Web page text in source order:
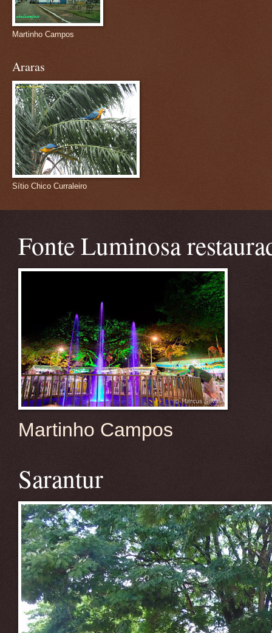
Martinho Campos
Araras
Sítio Chico Curraleiro
Fonte Luminosa
Martinho Campos
Sarantur